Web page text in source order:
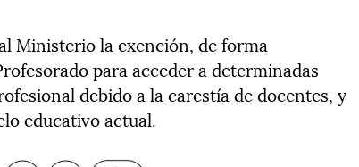
Ministerio la exención, de forma
para acceder a determinadas
debido a la carestía de docentes, y
educativo actual.